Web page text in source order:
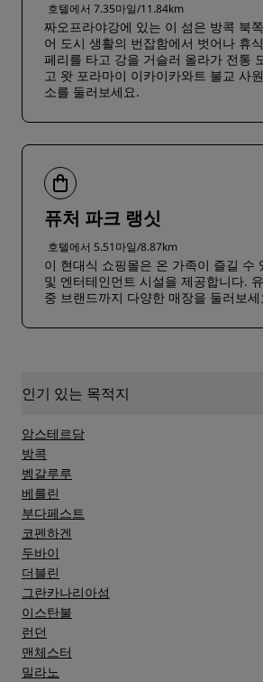
호텔에서 7.35마일/11.84km
짜오프라야강에 있는 이 섬은 방콕 북
어 도시 생활의 번잡함에서 벗어나 휴
페리를 타고 강을 거슬러 올라가 전통
고 왓 포라마이 이카이카와트 불교 사
소를 둘러보세요.
퓨처 파크 랭싯
호텔에서 5.51마일/8.87km
이 현대식 쇼핑몰은 온 가족이 즐길 수
및 엔터테인먼트 시설을 제공합니다.
중 브랜드까지 다양한 매장을 둘러보세
인기 있는 목적지
암스테르담
방콕
벵갈루루
베를린
부다페스트
코펜하겐
두바이
더블린
그란카나리아섬
이스탄불
런던
맨체스터
밀라노